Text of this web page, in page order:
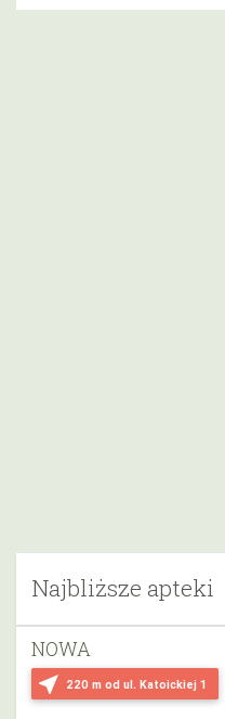
Najbliższe apteki
near_me 220 m od ul. Katoickiej 1
NOWA